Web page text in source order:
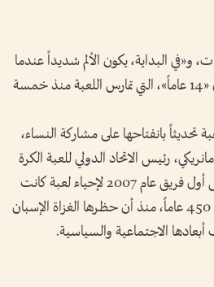
و«في البداية، يكون الألم شديداً عندما
نضربها»، تعترف ميليسا تشان «14 عاماً»، التي تمارس اللعبة منذ خمسة
بانفتاحها على مشاركة النساء،
رئيس الاتحاد الدولي للعبة الكرة
الماياوية التراثية. وهو من أسّس أول فريق عام 2007 لإحياء لعبة كانت
قد سقطت في النسيان طوال 450 عاماً، منذ أن حظرها الغزاة الإسبان
الاجتماعية والسياسية.